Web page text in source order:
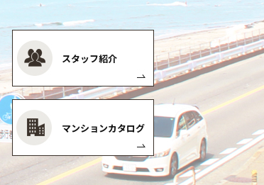
スタッフ紹介
マンションカタログ